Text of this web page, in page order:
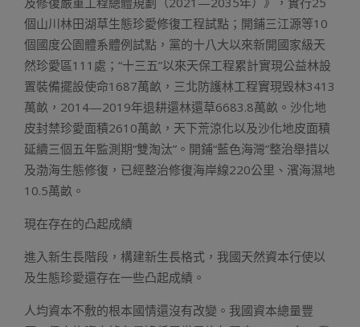
個山川林田湖草生態珍愛修復工程試點；開鋪三江源等10
個國度公園體系體例試點，黨的十八大以來新開國家級天
然珍愛區111處；“十三五”以來天保工程累計實現公益林設
置裝備擺設使命1687萬畝，三北防護林工程實現毀林3413
萬畝，2014—2019年退耕還林還草6683.8萬畝。沙化地
皮封禁珍愛面積2610萬畝，天下荒涼化以及沙化地皮面積
延續三個五年監測期“雙淘汰”。開鋪“藍色海灣”整治舉措以
及渤海生態修復，已經整治修復海岸線220公里、濱海濕地
10.5萬畝。
現在存在的凸起成績
進入新生長階段，構建新生長格式，我國天然資本行使以
及生態珍愛還存在一些凸起成績。
人均資本不敷的根本國情還沒有改變。我國資本總量豐